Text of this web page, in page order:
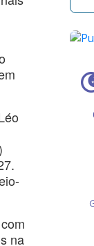
na